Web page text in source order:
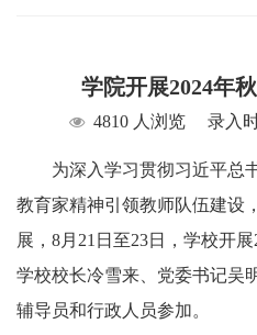
学院开展2024年
4810 人浏览 录入
为深入学习贯彻习近平总
教育家精神引领教师队伍建设
展，8月21日至23日，学校开
学校校长冷雪来、党委书记吴
辅导员和行政人员参加。